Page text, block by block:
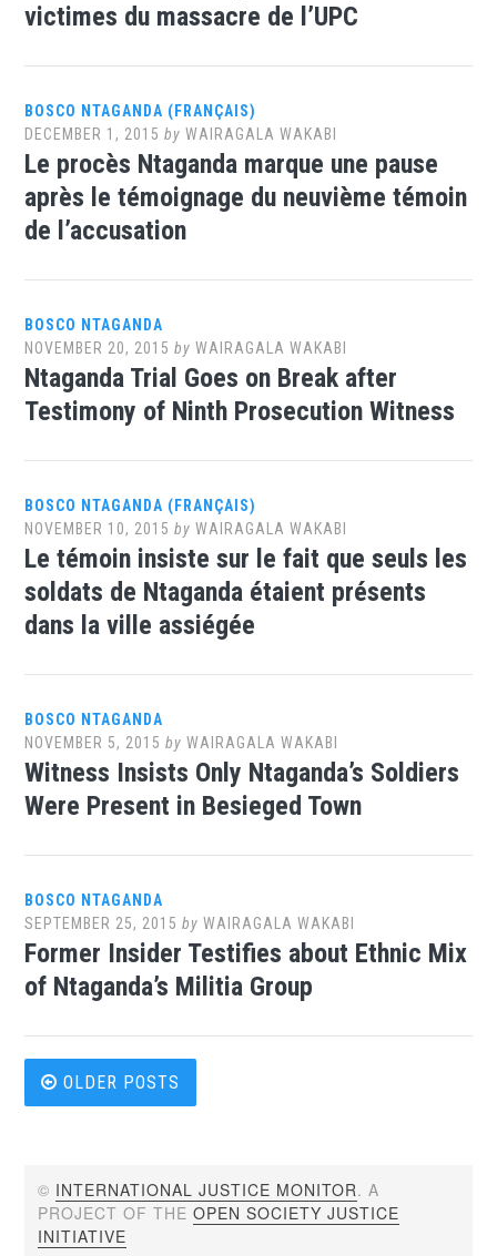
victimes du massacre de l’UPC
BOSCO NTAGANDA (FRANÇAIS)
DECEMBER 1, 2015 byWAIRAGALA WAKABI
Le procès Ntaganda marque une pause
après le témoignage du neuvième témoin
de l’accusation
BOSCO NTAGANDA
NOVEMBER 20, 2015 byWAIRAGALA WAKABI
Ntaganda Trial Goes on Break after
Testimony of Ninth Prosecution Witness
BOSCO NTAGANDA (FRANÇAIS)
NOVEMBER 10, 2015 byWAIRAGALA WAKABI
Le témoin insiste sur le fait que seuls les
soldats de Ntaganda étaient présents
dans la ville assiégée
BOSCO NTAGANDA
NOVEMBER 5, 2015 byWAIRAGALA WAKABI
Witness Insists Only Ntaganda’s Soldiers
Were Present in Besieged Town
BOSCO NTAGANDA
SEPTEMBER 25, 2015 byWAIRAGALA WAKABI
Former Insider Testifies about Ethnic Mix
of Ntaganda’s Militia Group
Posts
OLDER POSTS
© INTERNATIONAL JUSTICE MONITOR. A
PROJECT OF THEOPEN SOCIETY JUSTICE
INITIATIVE